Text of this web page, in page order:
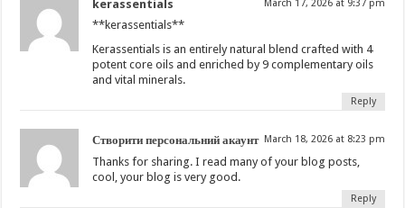
kerassentials March 17, 2026 at 9:37 pm
**kerassentials**
Kerassentials is an entirely natural blend crafted with 4
potent core oils and enriched by 9 complementary oils
and vital minerals.
Reply
Створити персональний акаунт March 18, 2026 at 8:23 pm
Thanks for sharing. I read many of your blog posts,
cool, your blog is very good.
Reply